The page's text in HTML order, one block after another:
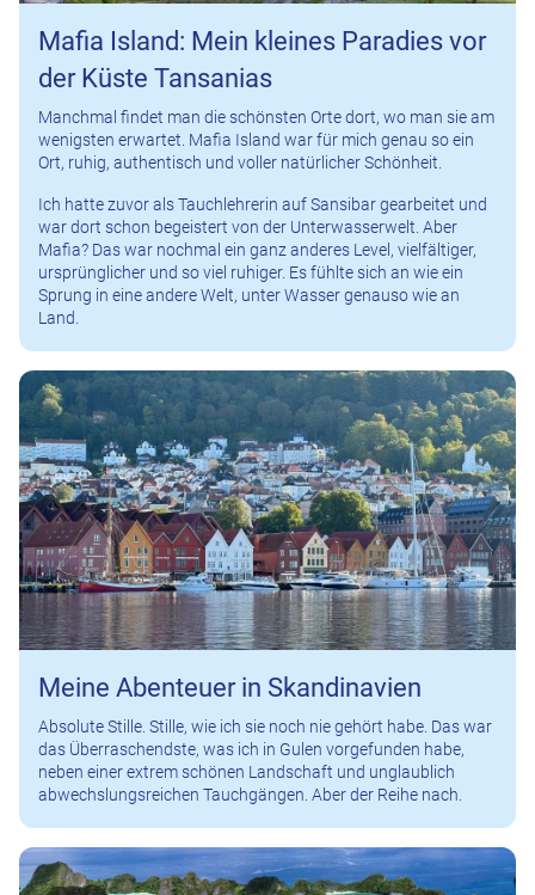
Mafia Island: Mein kleines Paradies vor
der Küste Tansanias
Manchmal findet man die schönsten Orte dort, wo man sie am
wenigsten erwartet. Mafia Island war für mich genau so ein
Ort, ruhig, authentisch und voller natürlicher Schönheit.
Ich hatte zuvor als Tauchlehrerin auf Sansibar gearbeitet und
war dort schon begeistert von der Unterwasserwelt. Aber
Mafia? Das war nochmal ein ganz anderes Level, vielfältiger,
ursprünglicher und so viel ruhiger. Es fühlte sich an wie ein
Sprung in eine andere Welt, unter Wasser genauso wie an
Land.
Meine Abenteuer in Skandinavien
Absolute Stille. Stille, wie ich sie noch nie gehört habe. Das war
das Überraschendste, was ich in Gulen vorgefunden habe,
neben einer extrem schönen Landschaft und unglaublich
abwechslungsreichen Tauchgängen. Aber der Reihe nach.